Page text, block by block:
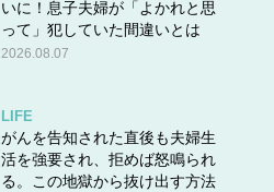
いに！息子夫婦が「よかれと思
って」犯していた間違いとは
2026.08.07
LIFE
がんを告知された直後も夫婦生
活を強要され、拒めば怒鳴られ
る。この地獄から抜け出す方法